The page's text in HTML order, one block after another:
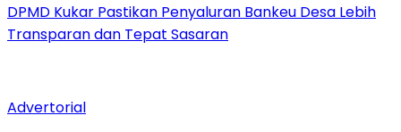
DPMD Kukar Pastikan Penyaluran Bankeu Desa Lebih
Transparan dan Tepat Sasaran
Advertorial